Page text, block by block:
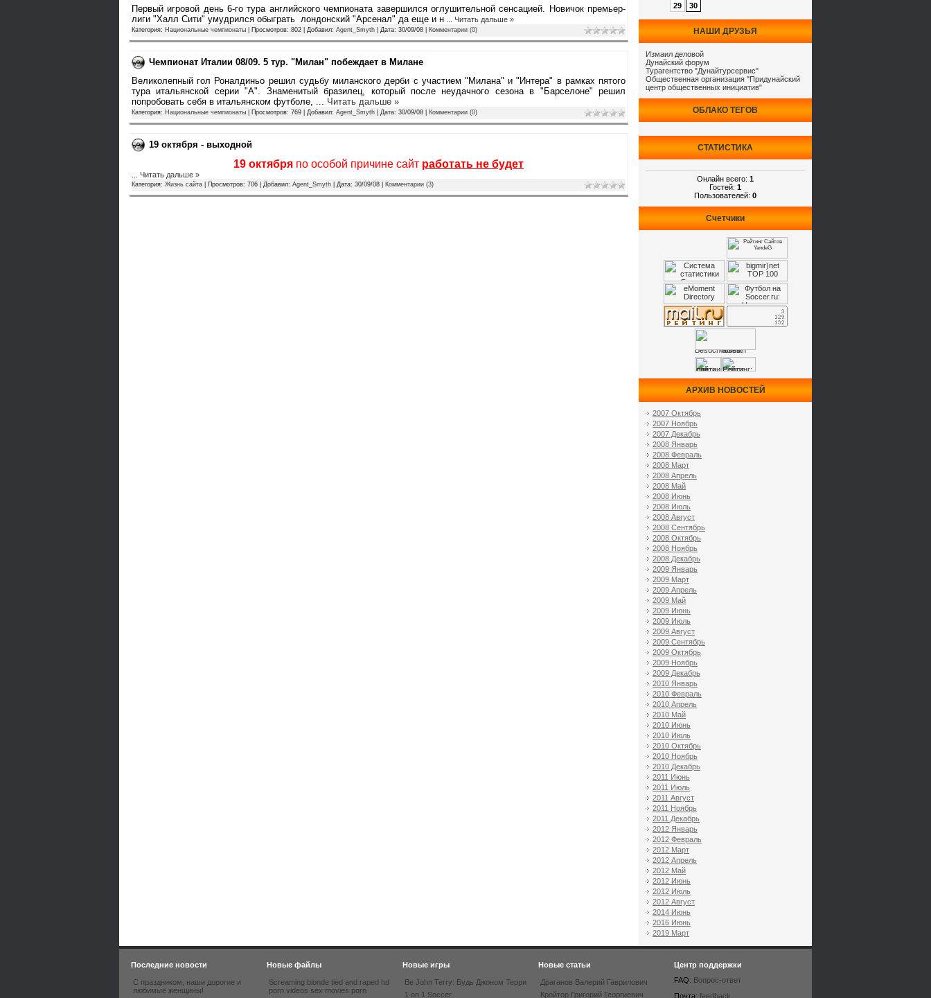
Первый игровой день 6-го тура английского чемпионата завершился оглушительной сенсацией. Новичок премьер-
лиги "Халл Сити" умудрился обыграть лондонский "Арсенал" да еще и н
Читать дальше »
Категория: Национальные чемпионаты | Просмотров: 802 | Добавил: Agent_Smyth | Дата: 30/09/08 Комментарии (0)
Чемпионат Италии 08/09. 5 тур. "Милан" побеждает в Милане
Великолепный гол Роналдиньо решил судьбу миланского дерби с участием "Милана" и "Интера" в рамках пятого
тура итальянской серии "А". Знаменитый бразилец, который после неудачного сезона в "Барселоне" решил
попробовать себя в итальянском футболе,
Читать дальше »
Категория: Национальные чемпионаты | Просмотров: 769 | Добавил: Agent_Smyth | Дата: 30/09/08 Комментарии (0)
19 октября - выходной
19 октября по особой причине сайт работать не будет
Читать дальше »
Категория: Жизнь сайта | Просмотров: 706 | Добавил: Agent_Smyth | Дата: 30/09/08 Комментарии (3)
29
30
НАШИ ДРУЗЬЯ
Измаил деловой
Дунайский форум
Турагентство "Дунайтурсервис"
Общественная организация "Придунайский
центр общественных инициатив"
ОБЛАКО ТЕГОВ
СТАТИСТИКА
Онлайн всего: 1
Гостей: 1
Пользователей: 0
Счетчики
АРХИВ НОВОСТЕЙ
2007 Октябрь
2007 Ноябрь
2007 Декабрь
2008 Январь
2008 Февраль
2008 Март
2008 Апрель
2008 Май
2008 Июнь
2008 Июль
2008 Август
2008 Сентябрь
2008 Октябрь
2008 Ноябрь
2008 Декабрь
2009 Январь
2009 Март
2009 Апрель
2009 Май
2009 Июнь
2009 Июль
2009 Август
2009 Сентябрь
2009 Октябрь
2009 Ноябрь
2009 Декабрь
2010 Январь
2010 Февраль
2010 Апрель
2010 Май
2010 Июнь
2010 Июль
2010 Октябрь
2010 Ноябрь
2010 Декабрь
2011 Июнь
2011 Июль
2011 Август
2011 Ноябрь
2011 Декабрь
2012 Январь
2012 Февраль
2012 Март
2012 Апрель
2012 Май
2012 Июнь
2012 Июль
2012 Август
2014 Июнь
2016 Июнь
2019 Март
Последние новости
С праздником, наши дорогие и
любимые женщины!
Новые файлы
Screaming blonde tied and raped hd
porn videos sex movies porn
Новые игры
Be John Terry: Будь Джоном Терри
1 on 1 Soccer
Новые статьи
Драганов Валерий Гаврилович
Кройтор Григорий Георгиевич
Центр поддержки
FAQ: Вопрос-ответ
Почта: feedback